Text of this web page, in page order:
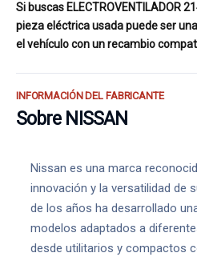
Si buscas ELECTROVENTILADOR
pieza eléctrica usada puede ser
el vehículo con un recambio
INFORMACIÓN DEL FABRICANTE
Sobre NISSAN
Nissan es una marca
innovación y la versatilidad de
de los años ha desarrollado
modelos adaptados a
desde utilitarios y compactos